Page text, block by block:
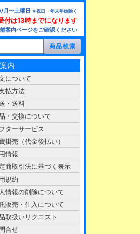
〜土曜日 ※祝日・年末年始除く
付は13時までになります
案内ページをご確認ください
内
について
払方法
・送料
・交換について
ターサービス
掛売（代金後払い）
情報
商取引法に基づく表示
規約
情報の削除について
販売・仕入について
取扱いリクエスト
合せ